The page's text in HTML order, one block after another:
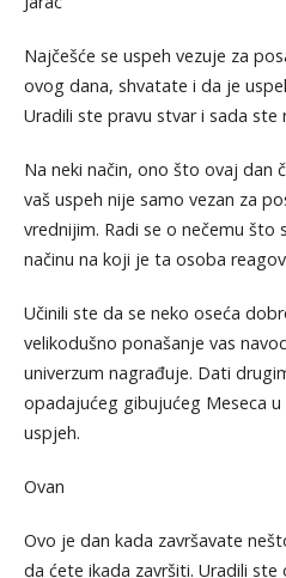
Najčešće se uspeh vezuje za
ovog dana, shvatate i da je
Uradili ste pravu stvar i sada ste
Na neki način, ono što ovaj dan
vaš uspeh nije samo vezan za
vrednijim. Radi se o nečemu što
načinu na koji je ta osoba
Učinili ste da se neko oseća
velikodušno ponašanje vas
univerzum nagrađuje. Dati
opadajućeg gibujućeg Meseca
uspjeh.
Ovan
Ovo je dan kada završavate
da ćete ikada završiti. Uradili